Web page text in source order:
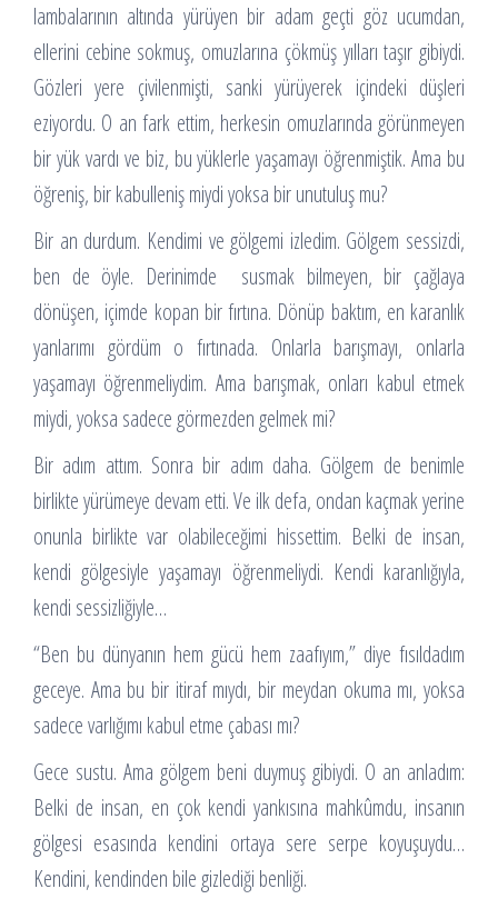
lambalarının altında yürüyen bir adam geçti göz ucumdan,
ellerini cebine sokmuş, omuzlarına çökmüş yılları taşır gibiydi.
Gözleri yere çivilenmişti, sanki yürüyerek içindeki düşleri
eziyordu. O an fark ettim, herkesin omuzlarında görünmeyen
bir yük vardı ve biz, bu yüklerle yaşamayı öğrenmiştik. Ama bu
öğreniş, bir kabulleniş miydi yoksa bir unutuluş mu?
Bir an durdum. Kendimi ve gölgemi izledim. Gölgem sessizdi,
ben de öyle. Derinimde susmak bilmeyen, bir çağlaya
dönüşen, içimde kopan bir fırtına. Dönüp baktım, en karanlık
yanlarımı gördüm o fırtınada. Onlarla barışmayı, onlarla
yaşamayı öğrenmeliydim. Ama barışmak, onları kabul etmek
miydi, yoksa sadece görmezden gelmek mi?
Bir adım attım. Sonra bir adım daha. Gölgem de benimle
birlikte yürümeye devam etti. Ve ilk defa, ondan kaçmak yerine
onunla birlikte var olabileceğimi hissettim. Belki de insan,
kendi gölgesiyle yaşamayı öğrenmeliydi. Kendi karanlığıyla,
kendi sessizliğiyle…
“Ben bu dünyanın hem gücü hem zaafıyım,” diye fısıldadım
geceye. Ama bu bir itiraf mıydı, bir meydan okuma mı, yoksa
sadece varlığımı kabul etme çabası mı?
Gece sustu. Ama gölgem beni duymuş gibiydi. O an anladım:
Belki de insan, en çok kendi yankısına mahkûmdu, insanın
gölgesi esasında kendini ortaya sere serpe koyuşuydu…
Kendini, kendinden bile gizlediği benliği.